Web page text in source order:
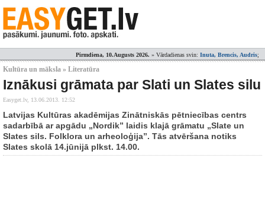
Pirmdiena, 10.Augusts 2026. » Vārdadienas svin: Inuta, Brencis, Audris;
Kultūra un māksla » Literatūra
Iznākusi grāmata par Slati un Slates silu
Easyget.lv, 13.06.2013. 12:52
Latvijas Kultūras akadēmijas Zinātniskās pētniecības centrs
sadarbībā ar apgādu „Nordik” laidis klajā grāmatu „Slate un
Slates sils. Folklora un arheoloģija”. Tās atvēršana notiks
Slates skolā 14.jūnijā plkst. 14.00.